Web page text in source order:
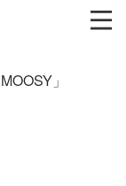
」